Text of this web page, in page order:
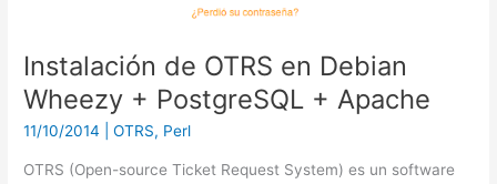
Instalación de OTRS en Debian
Wheezy + PostgreSQL + Apache
11/10/2014 |OTRS, Perl
OTRS (Open-source Ticket Request System) es un software